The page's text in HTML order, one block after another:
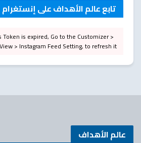
تابع عالم الأهداف على إنستغرام
Token is expired, Go to the Customizer >
> Instagram Feed Setting, to refresh it.
عالم الأهداف